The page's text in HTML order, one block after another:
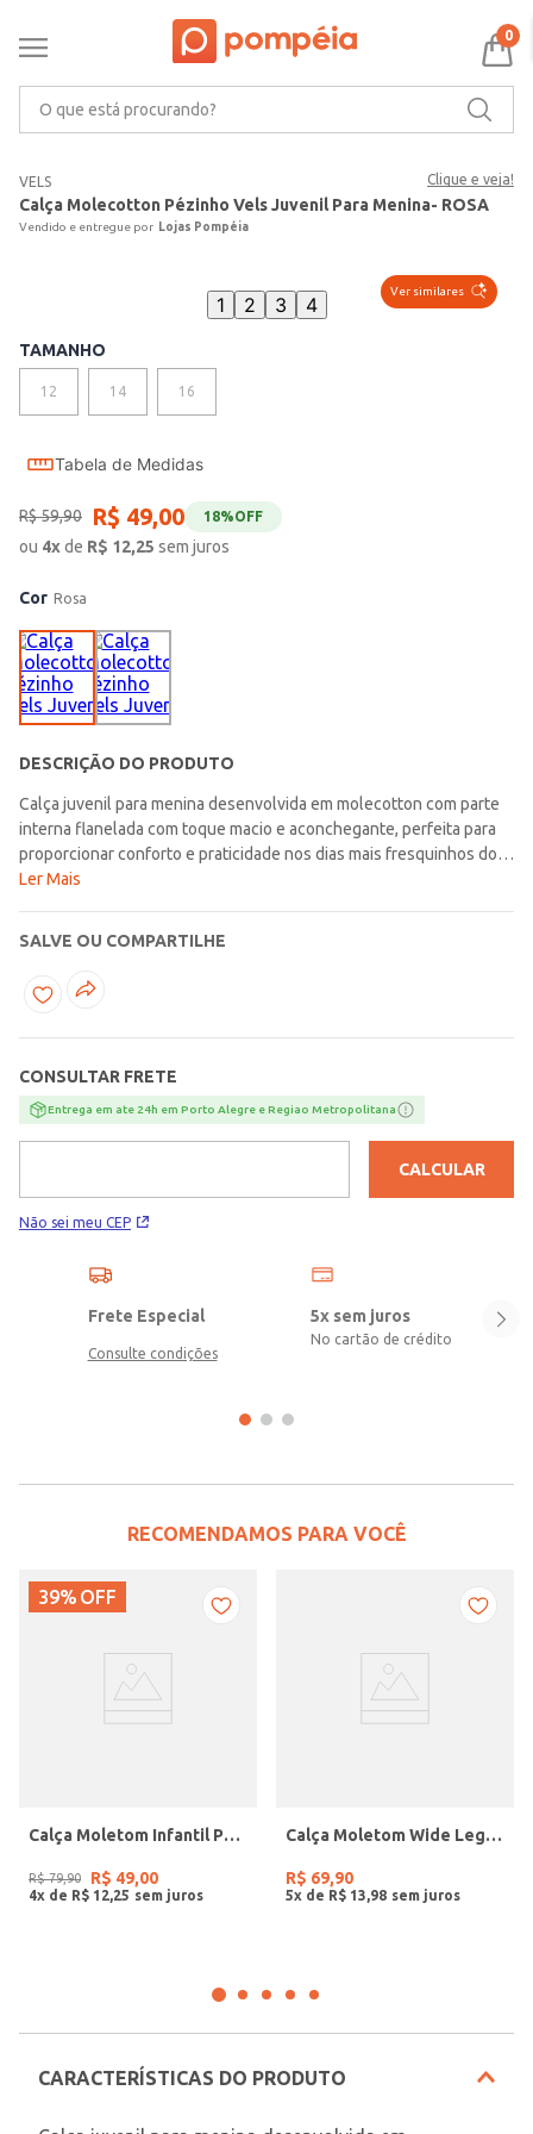
0
VELS Clique e veja!
Calça Molecotton Pézinho Vels Juvenil Para Menina- ROSA
Lojas Pompéia
Ver similares
1 2 3 4
TAMANHO
12 14 16
Tabela de Medidas
R$59,90 R$ 49,00 18%OFF
ou 4xde R$ 12,25 sem juros
Cor Rosa
DESCRIÇÃO DO PRODUTO
Calça juvenil para menina desenvolvida em molecotton com parte
interna flanelada com toque macio e aconchegante, perfeita para
proporcionar conforto e praticidade nos dias mais fresquinhos do
dia a dia. Possui cós elástico, cintura alta e caimento ajustado que
e ajuda a manter a peça bem ajustada, tornando-a ideal para
diferentes combinações da rotina. Uma opção confortável e
versátil, perfeita para compor looks modernos e aconchegantes
elastano
Ler Mais
SALVE OU COMPARTILHE
CONSULTAR FRETE
Entrega em ate 24h em Porto Alegre e Regiao Metropolitana
Não sei meu CEP
CALCULAR
Frete Especial
Consulte condições
5x sem juros
No cartão de crédito
RECOMENDAMOS PARA VOCÊ
39% OFF
Calça Moletom Infantil Para Menino - MARROM
R$ 79,90 R$ 49,00
4x de R$ 12 25
Calça Moletom Wide Leg Infantil Para Menina- BEGE
R$ 69,90
5x de R$ 13 98
CARACTERÍSTICAS DO PRODUTO